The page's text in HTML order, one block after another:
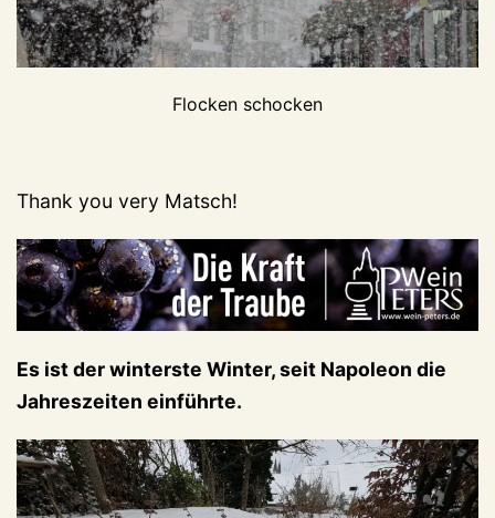
Flocken schocken
Thank you very Matsch!
Es ist der winterste Winter, seit Napoleon die
Jahreszeiten einführte.